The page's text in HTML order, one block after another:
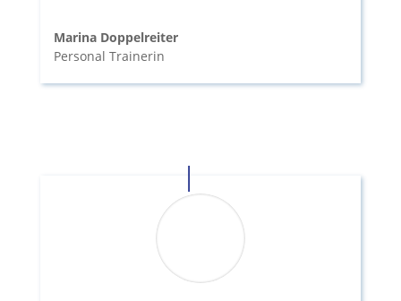
Marina Doppelreiter
Personal Trainerin